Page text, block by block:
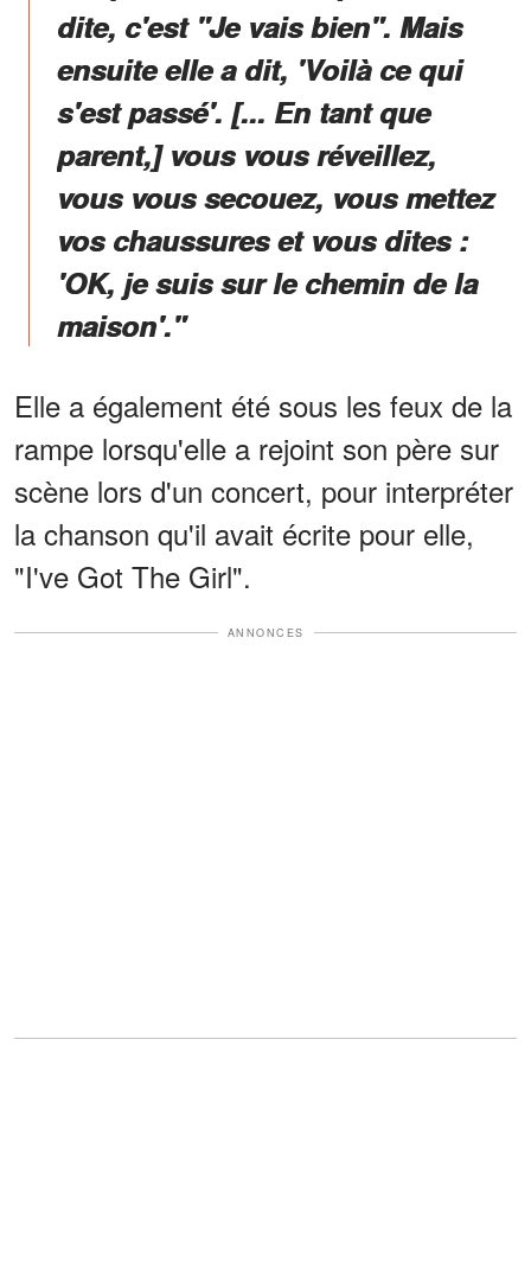
dite, c'est "Je vais bien". Mais
ensuite elle a dit, 'Voilà ce qui
s'est passé'. [... En tant que
parent,] vous vous réveillez,
vous vous secouez, vous mettez
vos chaussures et vous dites :
'OK, je suis sur le chemin de la
maison'."
Elle a également été sous les feux de la
rampe lorsqu'elle a rejoint son père sur
scène lors d'un concert, pour interpréter
la chanson qu'il avait écrite pour elle,
"I've Got The Girl".
ANNONCES